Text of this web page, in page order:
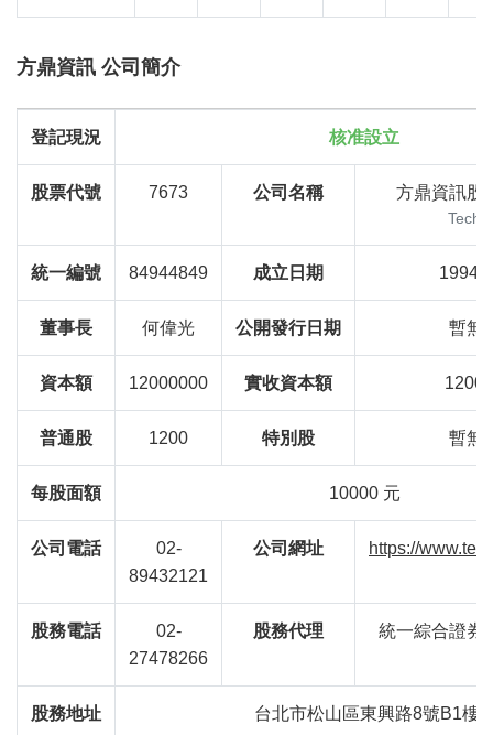
方鼎資訊 公司簡介
登記現況 核准設立
股票代號 7673 公司名稱 方鼎資訊股
統一編號 84944849 成立日期 1994-
董事長 何偉光 公開發行日期 暫無
資本額 12000000 實收資本額
普通股 1200 特別股 暫無
每股面額 10000 元
公司電話
02-
89432121
公司網址 https://
股務電話
02-
27478266
股務代理 統一綜合證券
股務地址 台北市松山區東興路8號B1樓